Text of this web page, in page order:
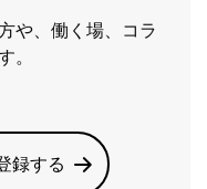
や、働く場、コラ
録する